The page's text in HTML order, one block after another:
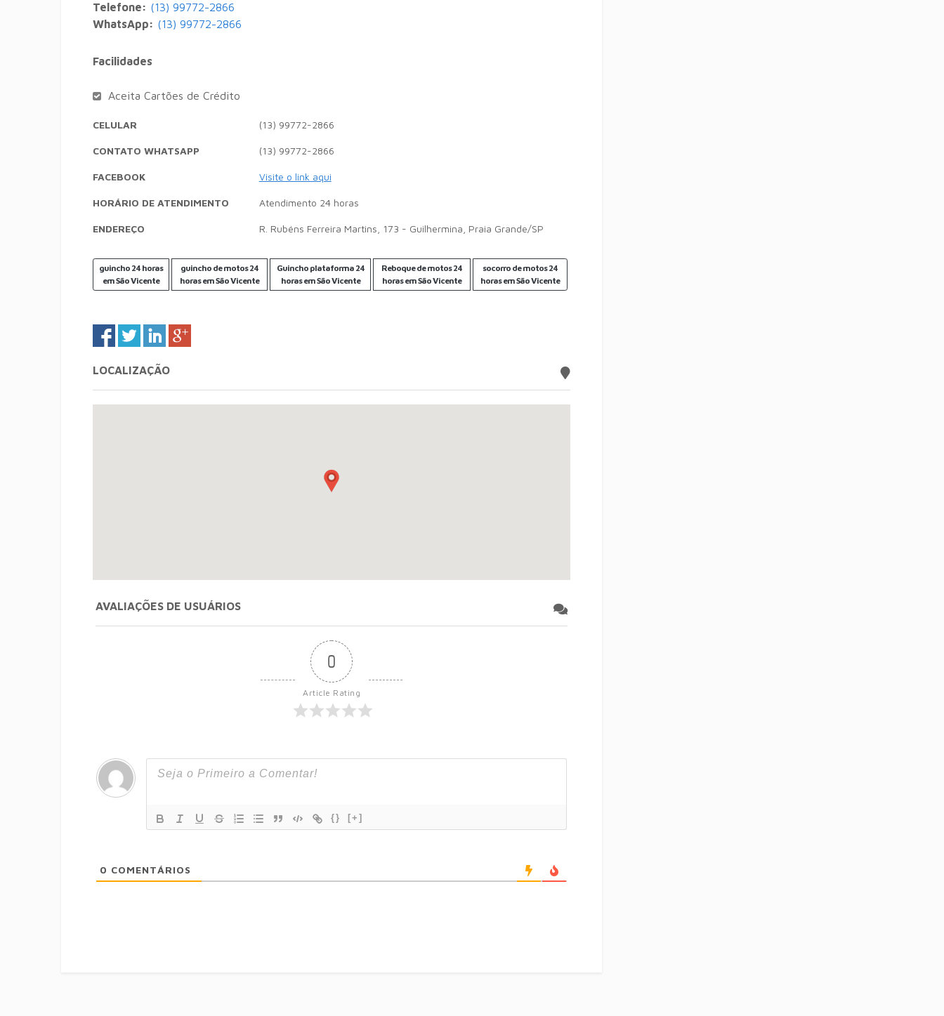
Telefone: (13) 99772-2866
WhatsApp: (13) 99772-2866
Facilidades
Aceita Cartões de Crédito
CELULAR (13) 99772-2866
CONTATO WHATSAPP (13) 99772-2866
FACEBOOK Visite o link aqui
HORÁRIO DE ATENDIMENTO Atendimento 24 horas
ENDEREÇO R. Rubéns Ferreira Martins, 173 - Guilhermina, Praia Grande/SP
guincho 24 horas
em São Vicente
guincho de motos 24
horas em São Vicente
Guincho plataforma 24
horas em São Vicente
Reboque de motos 24
horas em São Vicente
socorro de motos 24
horas em São Vicente
LOCALIZAÇÃO
AVALIAÇÕES DE USUÁRIOS
0
Article Rating
{} [+]
0 COMENTÁRIOS